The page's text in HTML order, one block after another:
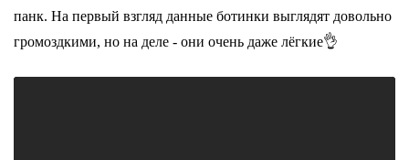
панк. На первый взгляд данные ботинки выглядят довольно
громоздкими, но на деле - они очень даже лёгкие👌